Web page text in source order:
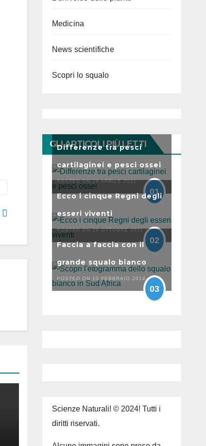
Medicina
News scientifiche
Scopri lo squalo
GLI ARTICOLI PIÙ LETTI
Differenze tra pesci
cartilaginei e pesci ossei
POSTED ON 19 APRILE 2011
01
Ecco i cinque Regni degli
esseri viventi
POSTED ON 29 OTTOBRE 2011
02
Faccia a faccia con il
grande squalo bianco
POSTED ON 10 FEBBRAIO 2014
03
Scienze Naturali! © 2024! Tutti i
diritti riservati.